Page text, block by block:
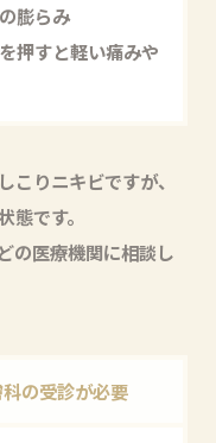
膨らみ
押すと軽い痛みや
こりニキビですが、
です。
の医療機関に相談し
の受診が必要